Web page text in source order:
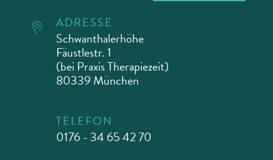
ADRESSE
Schwanthalerhöhe
Fäustlestr. 1
(bei Praxis Therapiezeit)
80339 München
TELEFON
0176 - 34 65 42 70